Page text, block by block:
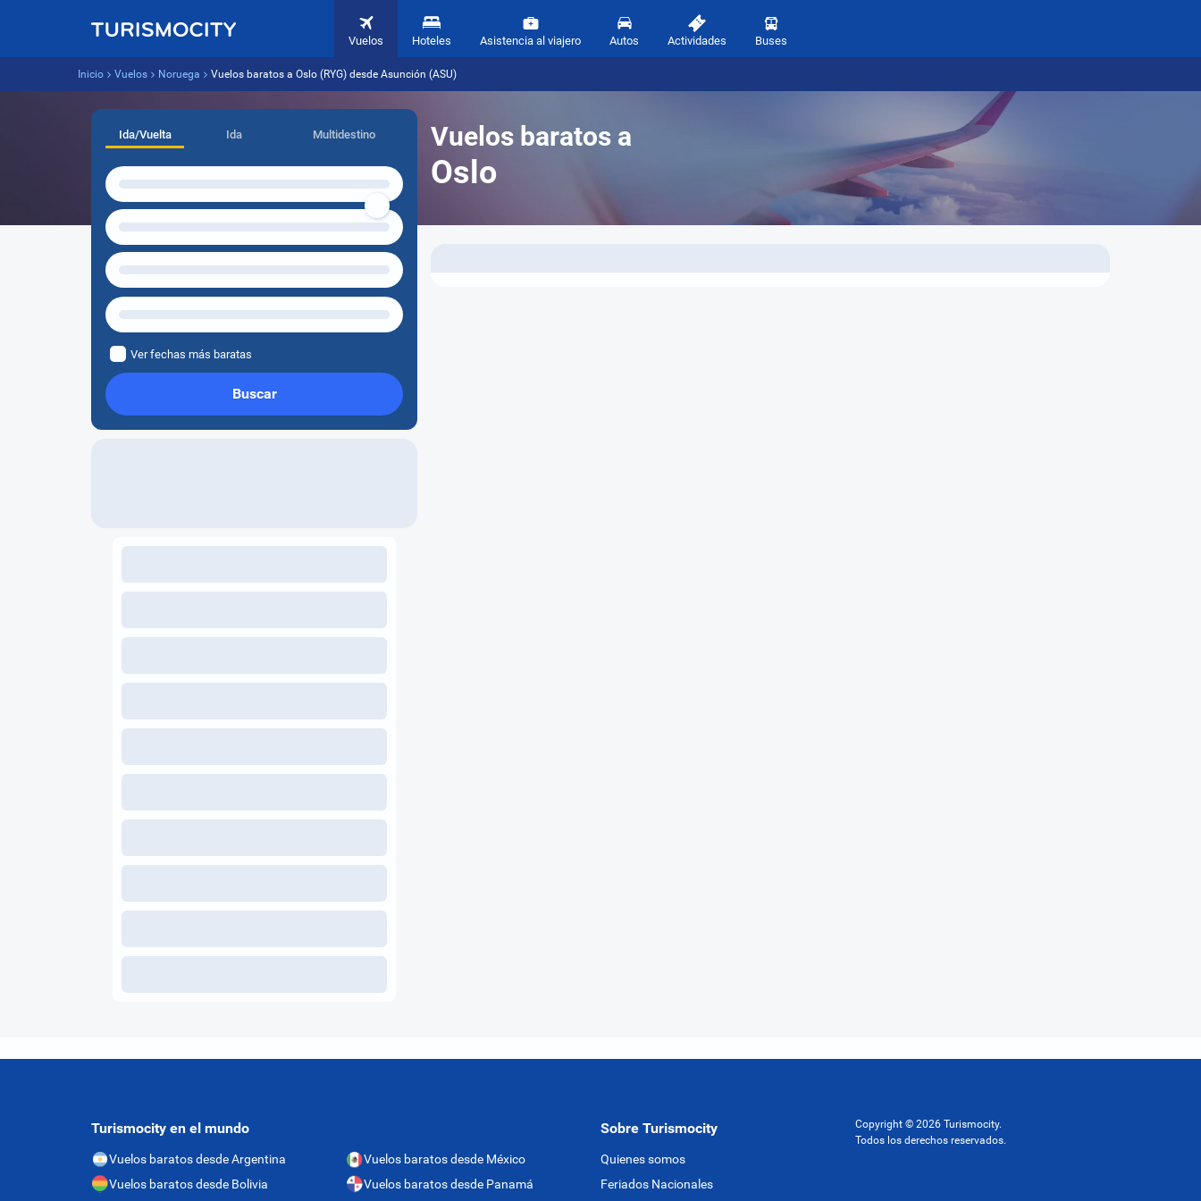
Vuelos Hoteles Asistencia al viajero Autos Actividades Buses
Inicio Vuelos Noruega Vuelos baratos a Oslo (RYG) desde Asunción (ASU)
Vuelos baratos a
Oslo
Ida/Vuelta Ida Multidestino
Ver fechas más baratas
Buscar
Turismocity en el mundo
Vuelos baratos desde Argentina
Vuelos baratos desde Bolivia
Vuelos baratos desde México
Vuelos baratos desde Panamá
Sobre Turismocity
Quienes somos
Feriados Nacionales
Copyright © 2026 Turismocity.
Todos los derechos reservados.